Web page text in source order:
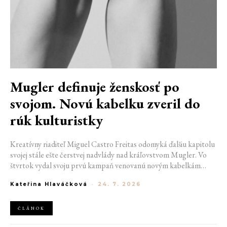
Mugler definuje ženskosť po
svojom. Novú kabelku zveril do
rúk kulturistky
Kreatívny riaditeľ Miguel Castro Freitas odomyká ďalšiu kapitolu
svojej stále ešte čerstvej nadvlády nad kráľovstvom Mugler. Vo
štvrtok vydal svoju prvú kampaň venovanú novým kabelkám
návrhár do módneho domu prišiel. Umne kombinuje výrazy
podobu ženskosti.
Kateřina Hlaváčková - 24. 7. 2026
ČLÁNOK